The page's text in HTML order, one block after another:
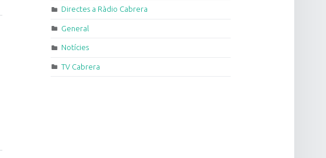
Directes a Ràdio Cabrera
General
Notícies
TV Cabrera